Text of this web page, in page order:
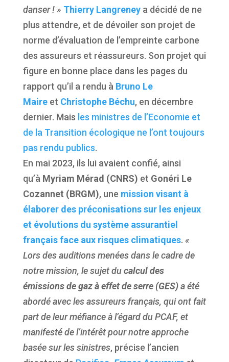
danser ! » Thierry Langreneya décidé de ne
plus attendre, et de dévoiler son projet de
norme d’évaluation de l’empreinte carbone
des assureurs et réassureurs. Son projet qui
figure en bonne place dans les pages du
rapport qu’il a rendu à Bruno Le
Maireet Christophe Béchu, en décembre
dernier. Mais les ministres de l’Economie et
de la Transition écologique ne l’ont toujours
pas rendu publics.
En mai 2023, ils lui avaient confié, ainsi
qu’à Myriam Mérad (CNRS) et Gonéri Le
Cozannet (BRGM), une mission visant à
élaborer des préconisations sur les enjeux
et évolutions du système assurantiel
français face aux risques climatiques. «
Lors des auditions menées dans le cadre de
notre mission, le sujet du calcul des
émissions de gaz à effet de serre (GES) a été
abordé avec les assureurs français, qui ont fait
part de leur méfiance à l’égard du PCAF, et
manifesté de l’intérêt pour notre approche
basée sur les sinistres, précise l’ancien